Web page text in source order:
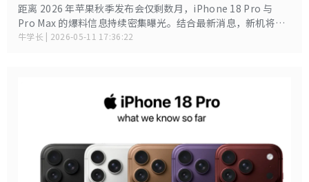
距离 2026 年苹果秋季发布会仅剩数月，iPhone 18 Pro 与
Pro Max 的爆料信息持续密集曝光。结合最新消息，新机将在
外观、性能、影像、信号等七大核心维度迎来跨越式升级，被
牛学长 | 2026-05-11 17:36:22